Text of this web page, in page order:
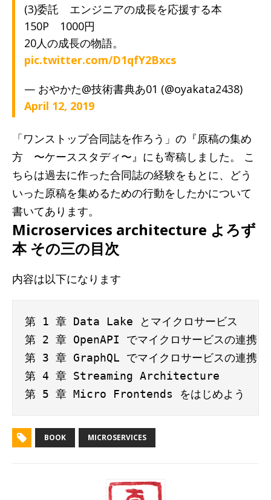
(3)委託 エンジニアの成長を応援する本
150P 1000円
20人の成長の物語。
pic.twitter.com/D1qfY2Bxcs
— おやかた@技術書典あ01 (@oyakata2438)
April 12, 2019
「ワンストップ合同誌を作ろう」の『原稿の集め
方 〜ケーススタディ〜』にも寄稿しました。 こ
ちらは過去に作った合同誌の経験をもとに、どう
いった原稿を集めるための行動をしたかについて
書いてあります。
Microservices architecture よろず
本 その三の目次
内容は以下になります
第 1 章 Data Lake とマイクロサービス
第 2 章 OpenAPI でマイクロサービスの連携
第 3 章 GraphQL でマイクロサービスの連携を
第 4 章 Streaming Architecture
BOOK MICROSERVICES